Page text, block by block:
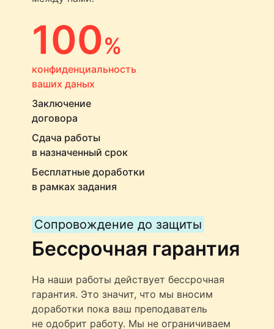
100%
конфиденциальность
ваших даных
Заключение
договора
Сдача работы
в назначенный срок
Бесплатные доработки
в рамках задания
Сопровождение до защиты
Бессрочная гарантия
На наши работы действует бессрочная
гарантия. Это значит, что мы вносим
доработки пока ваш преподаватель
не одобрит работу. Мы не ограничиваем